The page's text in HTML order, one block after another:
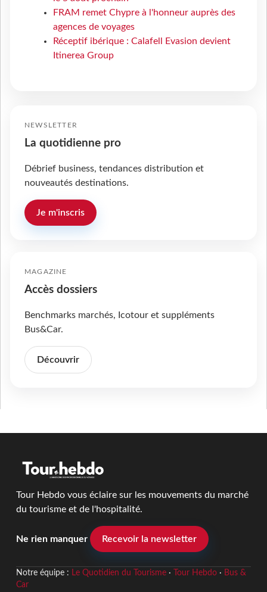
FRAM remet Chypre à l'honneur auprès des
agences de voyages
Réceptif ibérique : Calafell Evasion devient
Itinerea Group
NEWSLETTER
La quotidienne pro
Débrief business, tendances distribution et
nouveautés destinations.
Je m'inscris
MAGAZINE
Accès dossiers
Benchmarks marchés, Icotour et suppléments
Bus&Car.
Découvrir
Tour Hebdo vous éclaire sur les mouvements du marché
du tourisme et de l'hospitalité.
Ne rien manquer Recevoir la newsletter
Notre équipe : Le Quotidien du Tourisme· Tour Hebdo· Bus &
Car